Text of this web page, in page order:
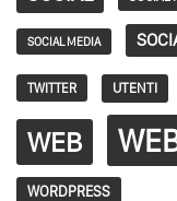
SOCIAL MEDIA
TWITTER UTENTI
WEB
WORDPRESS